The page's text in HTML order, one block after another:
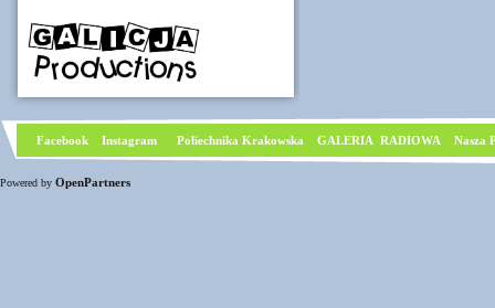
Facebook Instagram Poliechnika Krakowska GALERIA RADIOWA Nasza
Powered by OpenPartners